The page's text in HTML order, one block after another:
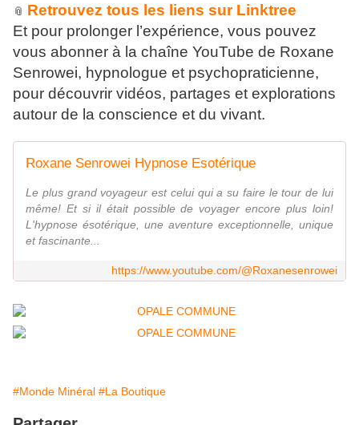
📎 Retrouvez tous les liens sur Linktree
Et pour prolonger l’expérience, vous pouvez
vous abonner à la chaîne YouTube de Roxane
Senrowei, hypnologue et psychopraticienne,
pour découvrir vidéos, partages et explorations
autour de la conscience et du vivant.
Roxane Senrowei Hypnose Esotérique
Le plus grand voyageur est celui qui a su faire le tour de lui
même! Et si il était possible de voyager encore plus loin!
L'hypnose ésotérique, une aventure exceptionnelle, unique
et fascinante...
https://www.youtube.com/@Roxanesenrowei
#Monde Minéral #La Boutique